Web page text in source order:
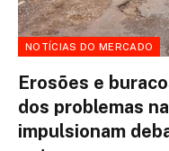
NOTÍCIAS DO MERCADO
Erosões e
dos problemas
impulsionam